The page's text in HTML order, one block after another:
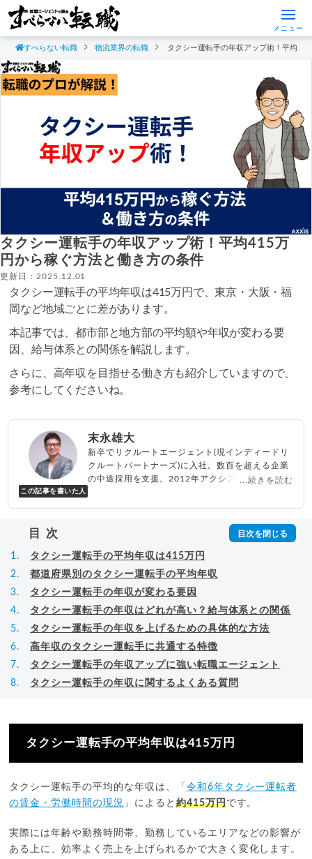
メニュー
すべらない転職 物流業界の転職 タクシー運転手の年収アップ術！平均
タクシー運転手の年収アップ術！平均415万
円から稼ぐ方法と働き方の条件
更新日：2025.12.01
タクシー運転手の平均年収は415万円で、東京・大阪・福
岡など地域ごとに差があります。
本記事では、都市部と地方部の平均額や年収が変わる要
因、給与体系との関係を解説します。
さらに、高年収を目指せる働き方も紹介していますので、
参考にしてくださいね。
この記事を書いた人
末永雄大
新卒でリクルートエージェント(現インディードリ
クルートパートナーズ)に入社。数百を超える企業
の中途採用を支援。2012年アクシス(株)設立、代
」の総再生回数は2,000
成功する転職面接」「キャリア
ロジック」
▸詳細プロフィール（amazon）
...続きを読む
目次
タクシー運転手の平均年収は415万円
都道府県別のタクシー運転手の平均年収
タクシー運転手の年収が変わる要因
タクシー運転手の年収はどれが高い？給与体系との関係
タクシー運転手の年収を上げるための具体的な方法
高年収のタクシー運転手に共通する特徴
タクシー運転手の年収アップに強い転職エージェント
タクシー運転手の年収に関するよくある質問
タクシー運転手の平均年収は415万円
タクシー運転手の平均的な年収は、「 令和6年タクシー運転者
の賃金・労働時間の現況 」によると 約415万円です。
実際には年齢や勤務時間帯、勤務しているエリアなどの影響が
ある上に、効率よく売上を上げられるかで大きく変化します。